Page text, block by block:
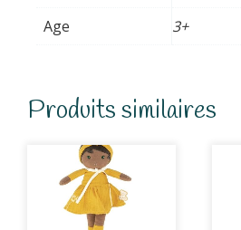
Age
3+
Produits similaires